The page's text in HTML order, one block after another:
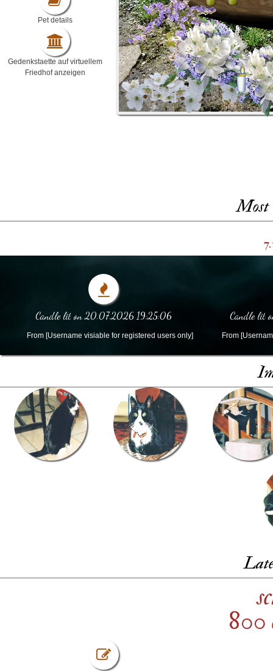
Pet details
Gedenkstaette auf virtuellem
Friedhof anzeigen
Most
Candle lit on 20.07.2026 19:25:06
From [Username visiable for registered users only]
Candle lit
From
800